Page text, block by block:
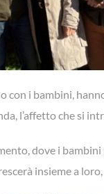
con i bambini,
l’affetto che si
dove i
insieme a